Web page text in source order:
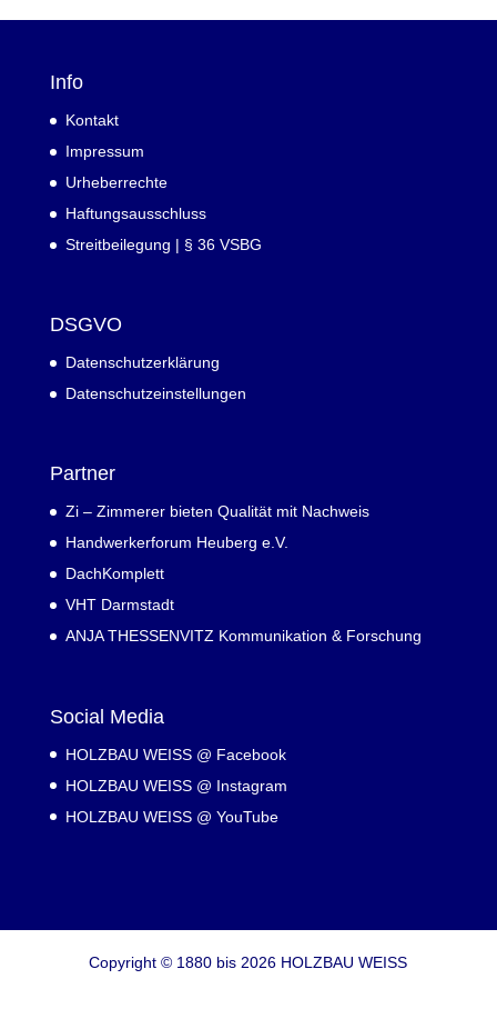
Info
Kontakt
Impressum
Urheberrechte
Haftungsausschluss
Streitbeilegung | § 36 VSBG
DSGVO
Datenschutzerklärung
Datenschutzeinstellungen
Partner
Zi – Zimmerer bieten Qualität mit Nachweis
Handwerkerforum Heuberg e.V.
DachKomplett
VHT Darmstadt
ANJA THESSENVITZ Kommunikation & Forschung
Social Media
HOLZBAU WEISS @ Facebook
HOLZBAU WEISS @ Instagram
HOLZBAU WEISS @ YouTube
Copyright © 1880 bis 2026 HOLZBAU WEISS